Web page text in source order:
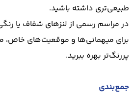
طبیعی‌تری داشته باشید.
در مراسم رسمی از لنزهای شفاف یا
برای میهمانی‌ها و موقعیت‌های خاص،
پررنگ‌تر بهره ببرید.
جمع‌بندی